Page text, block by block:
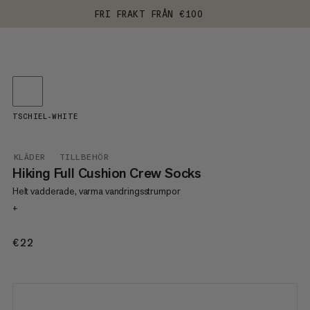
FRI FRAKT FRÅN €100
KLÄDER TILLBEHÖR
Hiking Full Cushion Crew Socks
Helt vadderade, varma vandringsstrumpor
+
€22
TSCHIEL-WHITE